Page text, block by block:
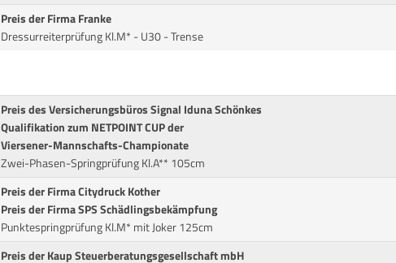
Preis der Firma Franke
Dressurreiterprüfung Kl.M* - U30 - Trense
Preis des Versicherungsbüros Signal Iduna Schönkes
Qualifikation zum NETPOINT CUP der
Viersener-Mannschafts-Championate
Zwei-Phasen-Springprüfung Kl.A** 105cm
Preis der Firma Citydruck Kother
Preis der Firma SPS Schädlingsbekämpfung
Punktespringprüfung Kl.M* mit Joker 125cm
Preis der Kaup Steuerberatungsgesellschaft mbH